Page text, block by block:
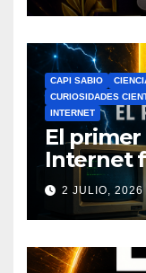
CAPI SABIO
CURIOSIDADES
INTERNET
El
Internet
historia
cambió
2 JULIO, 2026